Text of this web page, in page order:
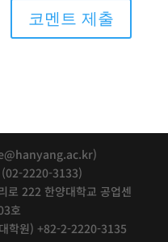
(02-2220-3133)
로 222 한양대학교 공업센
호
학원) +82-2-2220-3135